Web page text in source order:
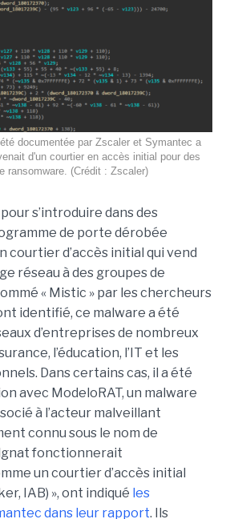
documentée par Zscaler et Symantec a
d'un courtier en accès initial pour des
ransomware. (Crédit : Zscaler)
s’introduire dans des
de porte dérobée
courtier d’accès initial qui vend
réseau à des groupes de
« Mistic » par les chercheurs
identifié, ce malware a été
d’entreprises de nombreux
l’éducation, l’IT et les
Dans certains cas, il a été
avec ModeloRAT, un malware
à l’acteur malveillant
connu sous le nom de
fonctionnerait
un courtier d’accès initial
IAB) », ont indiqué les
dans leur rapport. Ils